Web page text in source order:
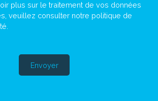
plus sur le traitement de vos données
veuillez consulter notre politique de
Envoyer